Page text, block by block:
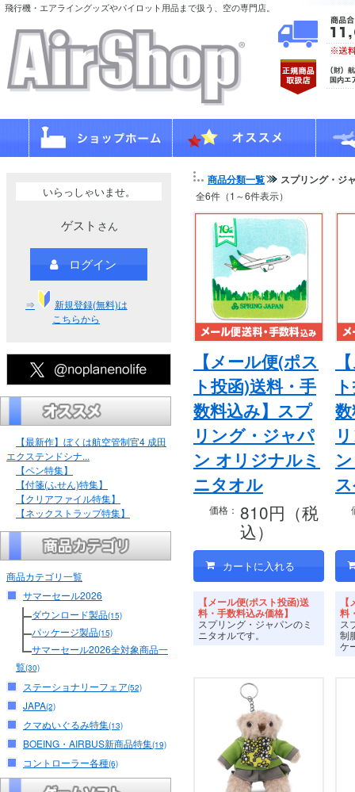
飛行機・エアライングッズやパイロット用品まで扱う、空の専門店。
いらっしゃいませ。
ゲスト さん
ログイン
⇒
新規登録(無料)は
こちらから
【最新作】ぼくは航空管制官4 成田
エクステンドシナ...
【ペン特集】
【付箋(ふせん)特集】
【クリアファイル特集】
【ネックストラップ特集】
商品カテゴリ一覧
サマーセール2026
ダウンロード製品(15)
パッケージ製品(15)
サマーセール2026全対象商品一
覧(30)
ステーショナリーフェア(52)
JAPA(2)
クマぬいぐるみ特集(13)
BOEING・AIRBUS新商品特集(19)
コントローラー各種(6)
商品分類一覧 スプリング・ジ
全6件（1～6件表示）
【メール便(ポス
ト投函)送料・手
数料込み】スプ
リング・ジャパ
ン オリジナルミ
ニタオル
価格： 810円（税
込）
【メール便(ポスト投函)送
料・手数料込み価格】
スプリング・ジャパンのミ
ニタオルです。
料
ス
制
ケ